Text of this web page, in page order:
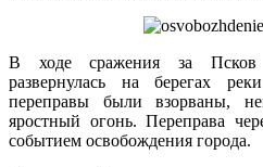
В ходе сражения за Псков
развернулась на берегах
переправы были взорваны,
яростный огонь. Переправа
событием освобождения города.